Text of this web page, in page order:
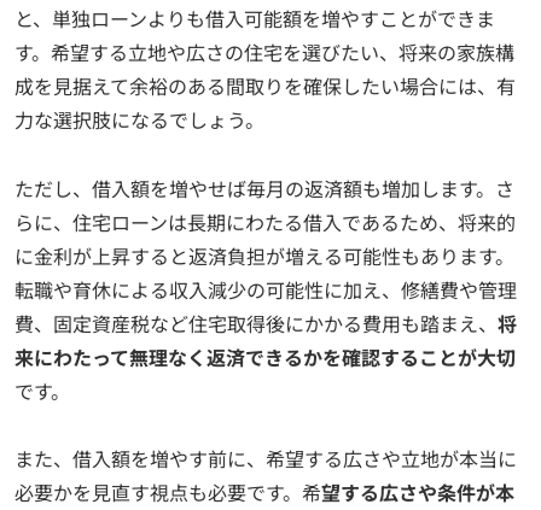
と、単独ローンよりも借入可能額を増やすことができま
す。希望する立地や広さの住宅を選びたい、将来の家族構
成を見据えて余裕のある間取りを確保したい場合には、有
力な選択肢になるでしょう。
ただし、借入額を増やせば毎月の返済額も増加します。さ
らに、住宅ローンは長期にわたる借入であるため、将来的
に金利が上昇すると返済負担が増える可能性もあります。
転職や育休による収入減少の可能性に加え、修繕費や管理
費、固定資産税など住宅取得後にかかる費用も踏まえ、 将
来にわたって無理なく返済できるかを確認することが大切
です。
また、借入額を増やす前に、希望する広さや立地が本当に
必要かを見直す視点も必要です。希望する広さや条件が本